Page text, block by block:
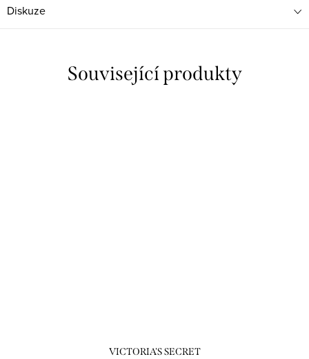
Diskuze
Související produkty
VICTORIA'S SECRET